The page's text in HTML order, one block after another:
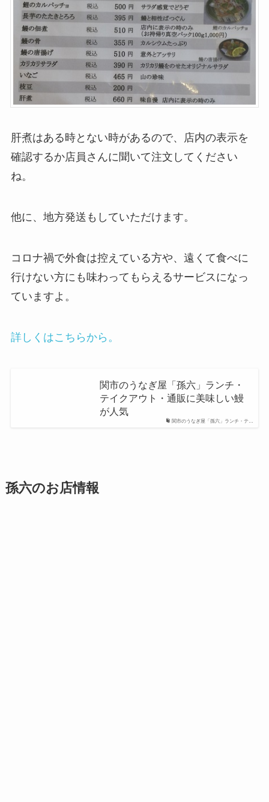
肝煮はある時とない時があるので、店内の表示を
確認するか店員さんに聞いて注文してください
ね。
他に、地方発送もしていただけます。
コロナ禍で外食は控えている方や、遠くて食べに
行けない方にも味わってもらえるサービスになっ
ていますよ。
詳しくはこちらから。
関市のうなぎ屋「孫六」ランチ・テ…
関市のうなぎ屋「孫六」ランチ・
テイクアウト・通販に美味しい鰻
が人気
孫六のお店情報